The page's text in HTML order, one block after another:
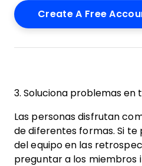
3. Soluciona problemas en
Las personas disfrutan
de diferentes formas. Si
del equipo en las
preguntar a los miembros